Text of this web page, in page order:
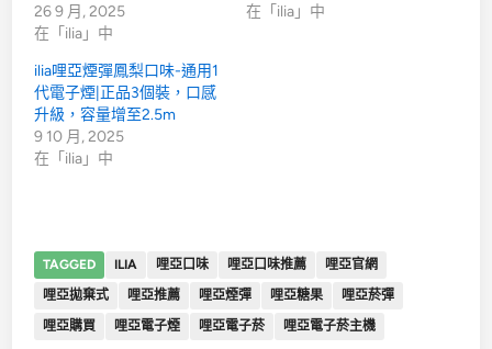
26 9 月, 2025
在「ilia」中
在「ilia」中
ilia哩亞煙彈鳳梨口味-通用1
代電子煙|正品3個裝，口感
升級，容量增至2.5m
9 10 月, 2025
在「ilia」中
TAGGED ILIA 哩亞口味 哩亞口味推薦
哩亞官網
哩亞拋棄式
哩亞推薦 哩亞煙彈 哩亞糖果
哩亞菸彈
哩亞購買
哩亞電子煙 哩亞電子菸 哩亞電子菸主機